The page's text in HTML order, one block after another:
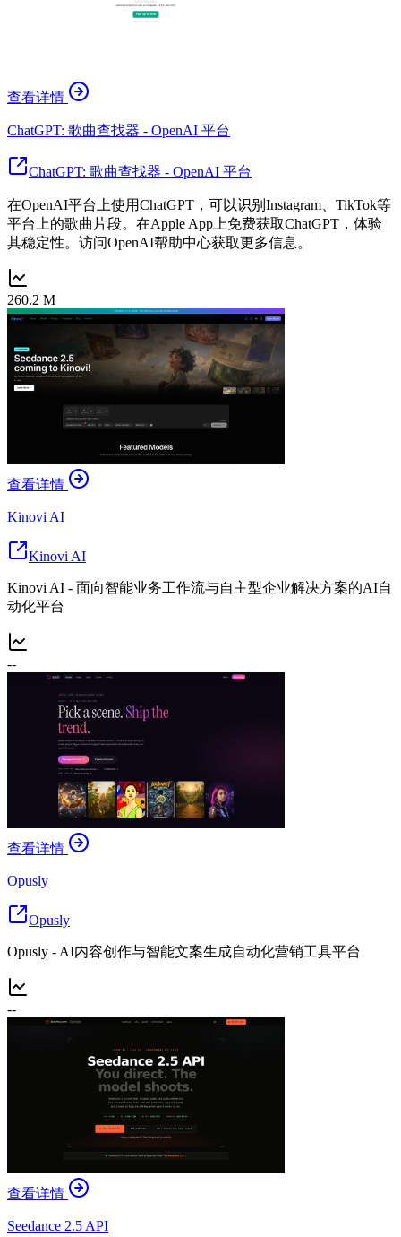
查看详情
ChatGPT: 歌曲查找器 - OpenAI 平台
ChatGPT: 歌曲查找器 - OpenAI 平台
在OpenAI平台上使用ChatGPT，可以识别Instagram、TikTok等
平台上的歌曲片段。在Apple App上免费获取ChatGPT，体验
其稳定性。访问OpenAI帮助中心获取更多信息。
260.2 M
查看详情
Kinovi AI
Kinovi AI
Kinovi AI - 面向智能业务工作流与自主型企业解决方案的AI自
动化平台
--
查看详情
Opusly
Opusly
Opusly - AI内容创作与智能文案生成自动化营销工具平台
--
查看详情
Seedance 2.5 API